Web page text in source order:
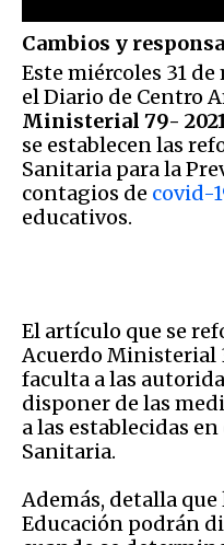
Cambios y
Este miércoles 31
el Diario de Centro
Ministerial 79-
se establecen las
Sanitaria para la
contagios de covid-
educativos.
El artículo que se
Acuerdo Ministerial
faculta a las
disponer de las
a las establecidas
Sanitaria.
Además, detalla
Educación podrán